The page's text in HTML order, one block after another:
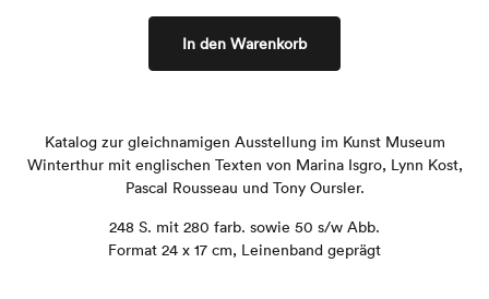
In den Warenkorb
Katalog zur gleichnamigen Ausstellung im Kunst Museum
Winterthur mit englischen Texten von Marina Isgro, Lynn Kost,
Pascal Rousseau und Tony Oursler.
248 S. mit 280 farb. sowie 50 s/w Abb.
Format 24 x 17 cm, Leinenband geprägt